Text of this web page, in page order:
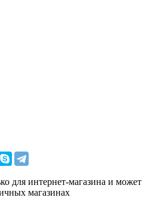
для интернет-магазина и может
магазинах